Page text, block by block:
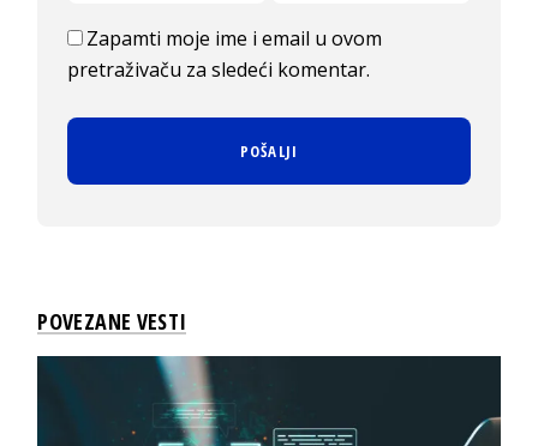
Zapamti moje ime i email u ovom
pretraživaču za sledeći komentar.
POVEZANE VESTI